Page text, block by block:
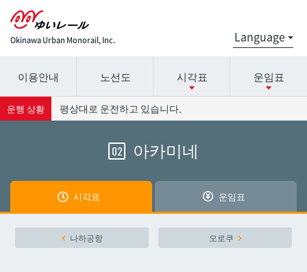
Okinawa Urban Monorail, Inc.
시간표 세부 정보의 방송국 이름을 선택하십시오.
나하공항
요금표에 대한 자세한 내용은 역 이름을 선택하십시오.
나하공항
이용안내 노선도 시각표 운임표
운행 상황 평상대로 운전하고 있습니다.
02 아카미네
시각표 운임표
나하공항 오로쿠